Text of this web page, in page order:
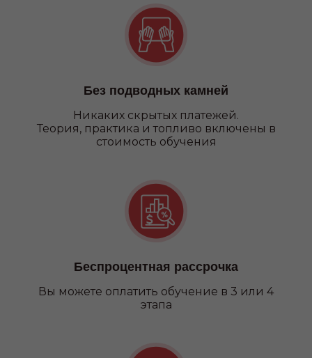
Без подводных камней
Никаких скрытых платежей.
Теория, практика и топливо включены в
стоимость обучения
Беспроцентная рассрочка
Вы можете оплатить обучение в 3 или 4
этапа
Категория А